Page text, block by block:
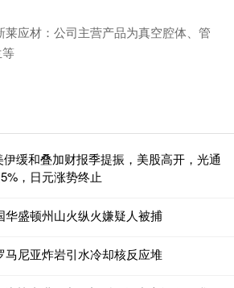
莱应材：公司主营产品为真空腔体、管
缓和叠加财报季提振，美股高开，光通
，日元涨势终止
华盛顿州山火纵火嫌疑人被捕
马尼亚炸岩引水冷却核反应堆